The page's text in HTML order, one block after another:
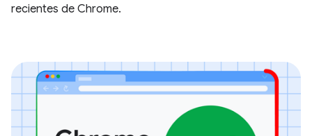
recientes de Chrome.